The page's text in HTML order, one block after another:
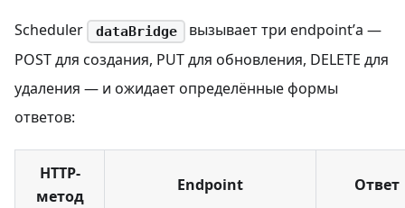
Scheduler dataBridge
вызывает три endpoint’а —
POST для создания, PUT для обновления, DELETE для
удаления — и ожидает определённые формы
ответов:
HTTP-
метод
Endpoint Ответ